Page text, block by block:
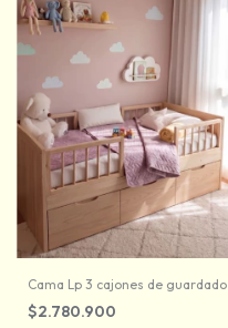
Cama Lp 3 cajones de guardado
$2.780.900